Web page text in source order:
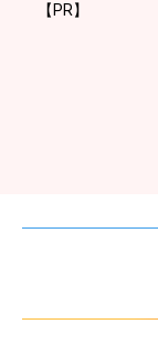
【PR】